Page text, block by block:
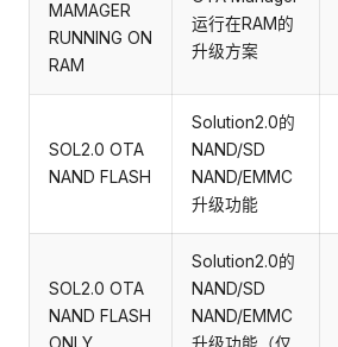
MAMAGER
RUNNING ON
RAM
运行在RAM的
升级方案
SOL2.0 OTA
NAND FLASH
Solution2.0的
NAND/SD
NAND/EMMC
升级功能
SOL2.0 OTA
NAND FLASH
ONLY
Solution2.0的
NAND/SD
NAND/EMMC
升级功能（仅